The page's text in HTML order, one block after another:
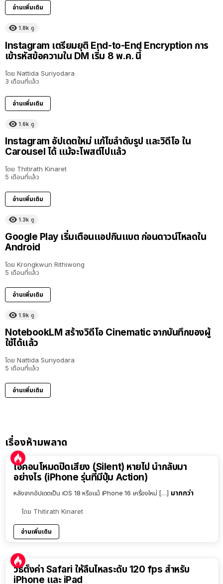
อ่านเพิ่มเติม
1.8k ดู
Instagram เตรียมยุติ End-to-End Encryption การ
เข้ารหัสข้อความใน DM เริ่ม 8 พ.ค. นี้
โดย Nattida Suriyodara
3 เดือนที่แล้ว
อ่านเพิ่มเติม
1.6k ดู
Instagram อัปเดตใหม่ แก้ไขลำดับรูป และวิดีโอ ใน
Carousel ได้ แม้จะโพสต์ไปแล้ว
โดย Thitirath Kinaret
5 เดือนที่แล้ว
อ่านเพิ่มเติม
1.3k ดู
Google Play เริ่มเตือนแอปกินแบต ก่อนดาวน์โหลดใน
Android
โดย Krongkwun Rithiwong
5 เดือนที่แล้ว
อ่านเพิ่มเติม
1.9k ดู
NotebookLM สร้างวิดีโอ Cinematic จากบันทึกของผู้
ใช้ได้แล้ว
โดย Nattida Suriyodara
5 เดือนที่แล้ว
อ่านเพิ่มเติม
เรื่องห้ามพลาด
ไอคอนโหมดปิดเสียง (Silent) หายไป นำกลับมา
อย่างไร (iPhone รุ่นที่มีปุ่ม Action)
หลังจากอัปเดตเป็น iOS 18 หรือแม้ iPhone 16 เครื่องใหม่ […] มากกว่า
โดย Thitirath Kinaret
อ่านเพิ่มเติม
วิธีตั้งค่า Safari ให้ลื่นไหลระดับ 120 fps สำหรับ
iPhone และ iPad